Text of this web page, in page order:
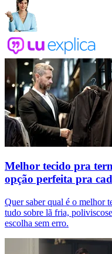
Melhor tecido pra
opção perfeita pra
Quer saber qual é o melhor
tudo sobre lã fria,
escolha sem erro.